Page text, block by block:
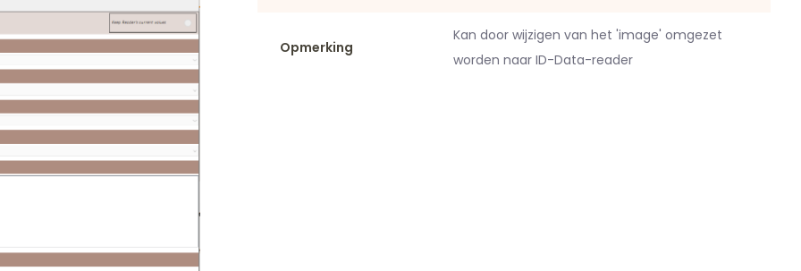
Opmerking
Kan door wijzigen van het 'image' omgezet
worden naar ID-Data-reader